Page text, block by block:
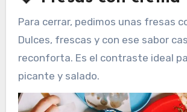
Para cerrar, pedimos unas fresas
Dulces, frescas y con ese sabor
reconforta. Es el contraste ideal
picante y salado.